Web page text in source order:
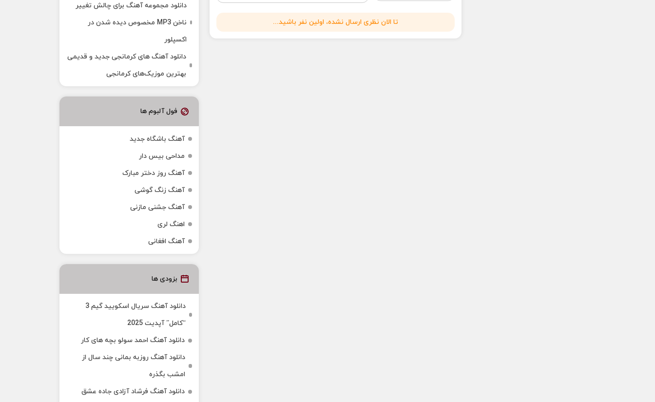
تا الان نظری ارسال نشده، اولین نفر باشید...
دانلود مجموعه آهنگ برای چالش تغییر
ناخن MP3 مخصوص دیده شدن در
اکسپلور
دانلود آهنگ‌ های کرمانجی جدید و قدیمی
بهترین موزیک‌های کرمانجی
فول آلبوم ها
آهنگ باشگاه جدید
مداحی بیس دار
آهنگ روز دختر مبارک
آهنگ زنگ گوشی
آهنگ جشنی مازنی
اهنگ لری
آهنگ افغانی
بزودی ها
دانلود آهنگ سریال اسکویید گیم 3
“کامل” آپدیت 2025
دانلود آهنگ احمد سولو بچه های کار
دانلود آهنگ روزبه بمانی چند سال از
امشب بگذره
دانلود آهنگ فرشاد آزادی جاده عشق